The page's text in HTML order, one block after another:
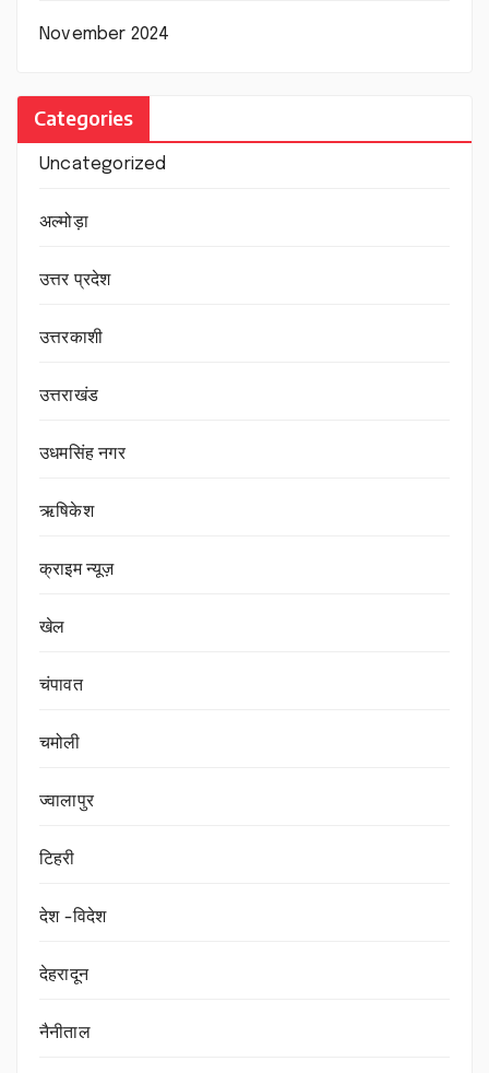
November 2024
Categories
Uncategorized
अल्मोड़ा
उत्तर प्रदेश
उत्तरकाशी
उत्तराखंड
उधमसिंह नगर
ऋषिकेश
क्राइम न्यूज़
खेल
चंपावत
चमोली
ज्वालापुर
टिहरी
देश -विदेश
देहरादून
नैनीताल